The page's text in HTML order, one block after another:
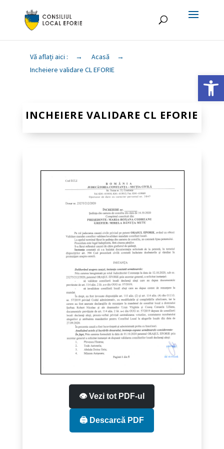
Deschide
Vă aflați aici : → Acasă
→
Incheiere validare CL EFORIE
INCHEIERE VALIDARE CL EFORIE
👁️ Vezi tot PDF-ul
🖨️ Descarcă PDF